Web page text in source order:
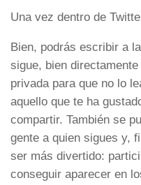
Una vez dentro de
Bien, podrás escribir a
sigue, bien
privada para que no lo
aquello que te ha
compartir. También se
gente a quien sigues y,
ser más divertido:
conseguir aparecer en